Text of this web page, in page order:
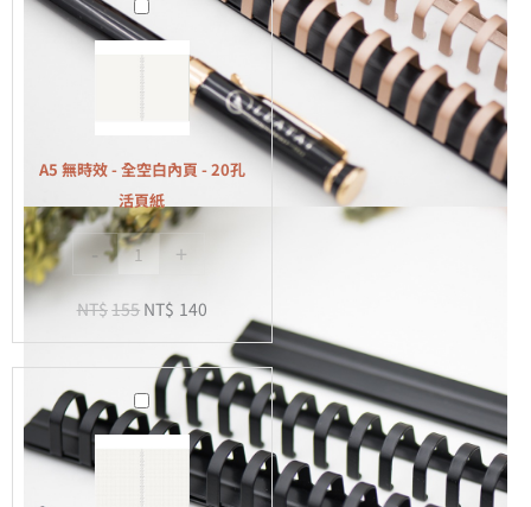
A5
無
時
效
全
空
白
內
-
活
頁
A5 無時效 - 全空白內頁 - 20孔
活頁紙
- +
NT$155 NT$ 140
A5
無
效